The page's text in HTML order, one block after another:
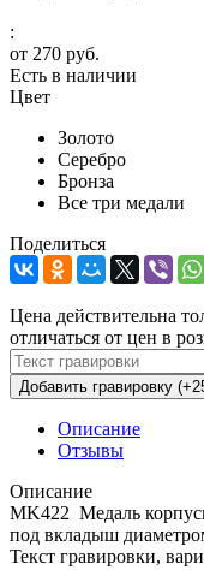
:
от 270 руб.
Есть в наличии
Цвет
Золото
Серебро
Бронза
Все три медали
Поделиться
Цена действительна
отличаться от цен в
Добавить гравировку
Описание
Отзывы
Описание
MK422 Медаль
под вкладыш
Текст гравировки,